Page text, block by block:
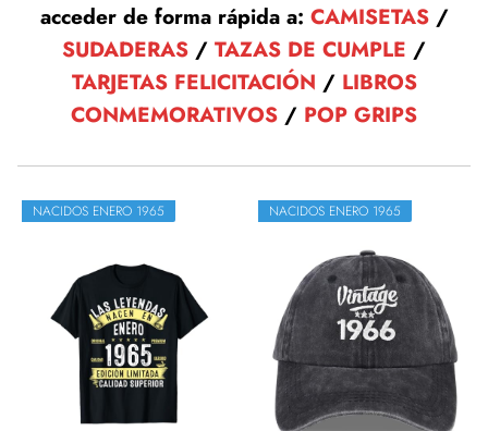
acceder de forma rápida a: CAMISETAS/
SUDADERAS / TAZAS DE CUMPLE /
TARJETAS FELICITACIÓN / LIBROS
CONMEMORATIVOS / POP GRIPS
NACIDOS ENERO 1965 NACIDOS ENERO 1965